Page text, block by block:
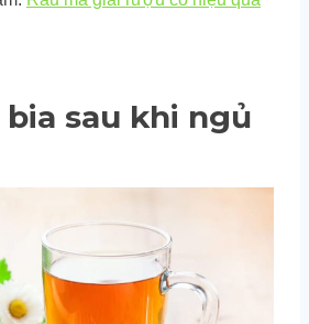
bia sau khi ngủ